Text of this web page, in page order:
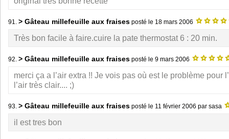
91. > Gâteau millefeuille aux fraises posté le 18 mars 2006
Très bon facile à faire.cuire la pate thermostat 6 : 20 min.
92. > Gâteau millefeuille aux fraises posté le 9 mars 2006
merci ça a l’air extra !! Je vois pas où est le problème pour
l’air très clair.... ;)
93. > Gâteau millefeuille aux fraises posté le 11 février 2006 par sasa
il est tres bon